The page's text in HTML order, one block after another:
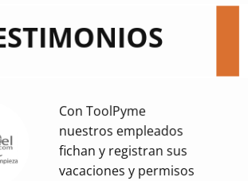
Con ToolPyme
nuestros empleados
fichan y registran sus
vacaciones y permisos